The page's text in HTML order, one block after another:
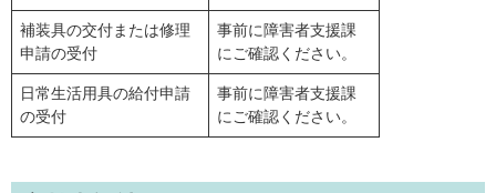
補装具の交付または修理
申請の受付
事前に障害者支援課
にご確認ください。
日常生活用具の給付申請
の受付
事前に障害者支援課
にご確認ください。